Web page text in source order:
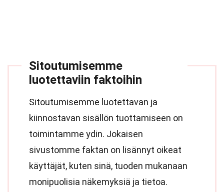
Sitoutumisemme
luotettaviin faktoihin
Sitoutumisemme luotettavan ja
kiinnostavan sisällön tuottamiseen on
toimintamme ydin. Jokaisen
sivustomme faktan on lisännyt oikeat
käyttäjät, kuten sinä, tuoden mukanaan
monipuolisia näkemyksiä ja tietoa.